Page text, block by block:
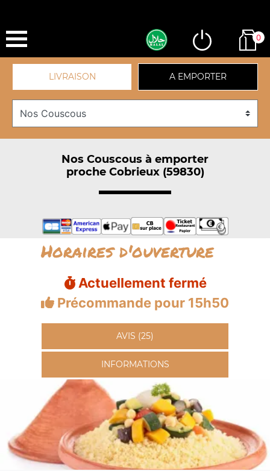
0
LIVRAISON A EMPORTER
Nos Couscous à emporter
proche Cobrieux (59830)
Horaires d'ouverture
Actuellement fermé
Précommande pour 15h50
AVIS (25)
INFORMATIONS